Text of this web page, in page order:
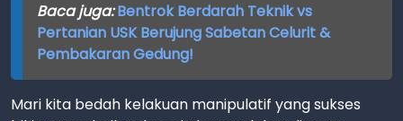
Baca juga:Bentrok Berdarah Teknik vs
Pertanian USK Berujung Sabetan Celurit &
Pembakaran Gedung!
Mari kita bedah kelakuan manipulatif yang sukses